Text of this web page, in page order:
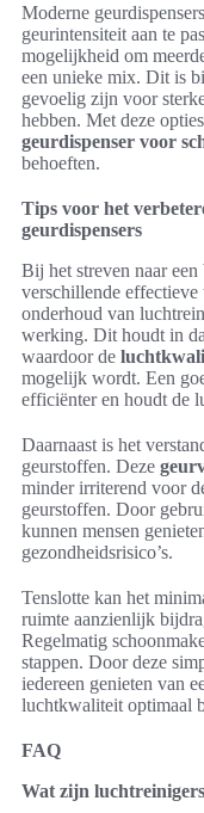
Moderne
geurintensiteit aan te
mogelijkheid om
een unieke mix. Dit is
gevoelig zijn voor
hebben. Met deze
geurdispenser voor
behoeften.
Tips voor het
geurdispensers
Bij het streven naar
verschillende
onderhoud van
werking. Dit houdt in
waardoor de
mogelijk wordt. Een
efficiënter en houdt de
Daarnaast is het
geurstoffen. Deze
minder irriterend voor
geurstoffen. Door
kunnen mensen
gezondheidsrisico’s.
Tenslotte kan het
ruimte aanzienlijk
Regelmatig
stappen. Door deze
iedereen genieten van
luchtkwaliteit optimaal
FAQ
Wat zijn